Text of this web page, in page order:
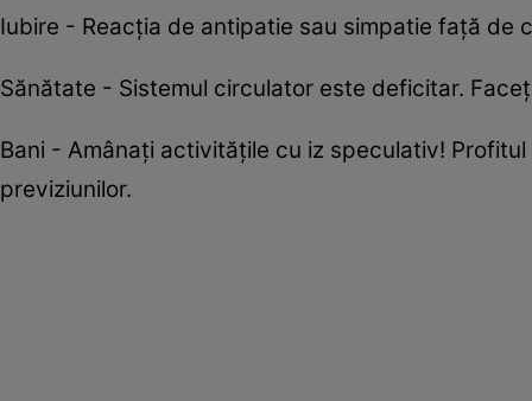
Iubire - Reacţia de antipatie sau simpatie faţă de
Sănătate - Sistemul circulator este deficitar.
Bani - Amânaţi activităţile cu iz speculativ!
previziunilor.